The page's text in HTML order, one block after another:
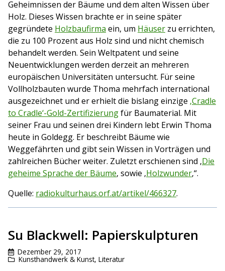
Geheimnissen der Bäume und dem alten Wissen über
Holz. Dieses Wissen brachte er in seine später
gegründete Holzbaufirma ein, um Häuser zu errichten,
die zu 100 Prozent aus Holz sind und nicht chemisch
behandelt werden. Sein Weltpatent und seine
Neuentwicklungen werden derzeit an mehreren
europäischen Universitäten untersucht. Für seine
Vollholzbauten wurde Thoma mehrfach international
ausgezeichnet und er erhielt die bislang einzige ‚Cradle
to Cradle‘-Gold-Zertifizierungfür Baumaterial. Mit
seiner Frau und seinen drei Kindern lebt Erwin Thoma
heute in Goldegg. Er beschreibt Bäume wie
Weggefährten und gibt sein Wissen in Vorträgen und
zahlreichen Bücher weiter. Zuletzt erschienen sind ‚Die
geheime Sprache der Bäume‚ sowie ‚Holzwunder‚“.
Quelle: radiokulturhaus.orf.at/artikel/466327.
Su Blackwell: Papierskulpturen
Dezember 29, 2017
Kunsthandwerk & Kunst, Literatur